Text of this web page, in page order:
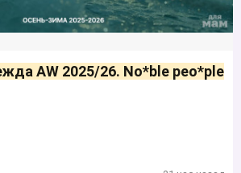
AW 2025/26. No*blе peo*ple